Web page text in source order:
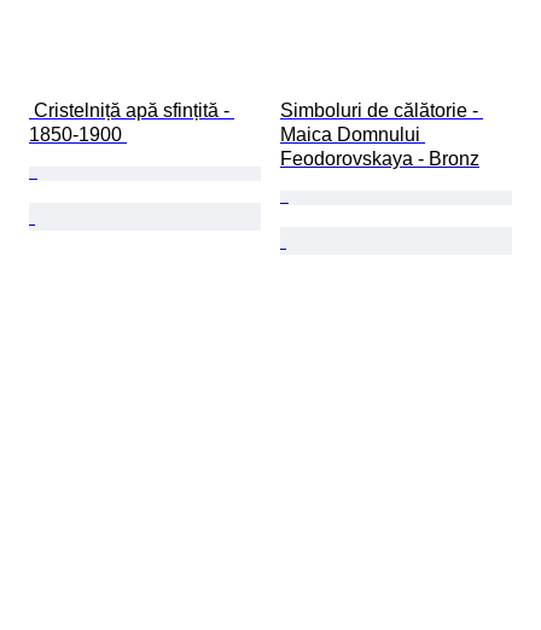
1850-1900
Simboluri de călătorie -
Maica Domnului
Feodorovskaya - Bronz